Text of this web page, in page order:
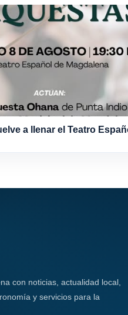
a llenar el Teatro
con noticias, actualidad local,
y servicios para la